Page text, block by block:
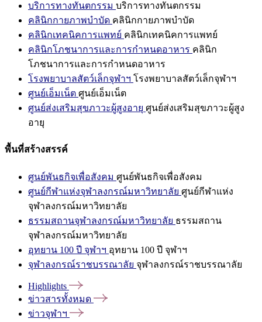
บริการทางทันตกรรม บริการทางทันตกรรม
คลินิกกายภาพบำบัด คลินิกกายภาพบำบัด
คลินิกเทคนิคการแพทย์ คลินิกเทคนิคการแพทย์
คลินิกโภชนาการและการกำหนดอาหาร คลินิก
โภชนาการและการกำหนดอาหาร
โรงพยาบาลสัตว์เล็กจุฬาฯ โรงพยาบาลสัตว์เล็กจุฬาฯ
ศูนย์เอ็มเน็ต ศูนย์เอ็มเน็ต
ศูนย์ส่งเสริมสุขภาวะผู้สูงอายุ ศูนย์ส่งเสริมสุขภาวะผู้สูง
อายุ
พื้นที่สร้างสรรค์
ศูนย์พันธกิจเพื่อสังคม ศูนย์พันธกิจเพื่อสังคม
ศูนย์กีฬาแห่งจุฬาลงกรณ์มหาวิทยาลัย ศูนย์กีฬาแห่ง
จุฬาลงกรณ์มหาวิทยาลัย
ธรรมสถานจุฬาลงกรณ์มหาวิทยาลัย ธรรมสถาน
จุฬาลงกรณ์มหาวิทยาลัย
อุทยาน 100 ปี จุฬาฯ อุทยาน 100 ปี จุฬาฯ
จุฬาลงกรณ์ราชบรรณาลัย จุฬาลงกรณ์ราชบรรณาลัย
Highlights
ข่าวสารทั้งหมด
ข่าวจุฬาฯ